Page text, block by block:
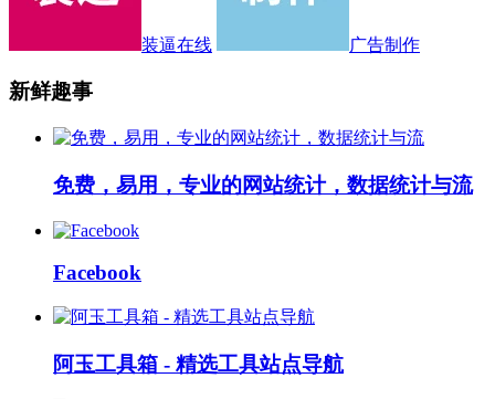
装逼在线 广告制作
新鲜趣事
免费，易用，专业的网站统计，数据统计与流
Facebook
阿玉工具箱 - 精选工具站点导航